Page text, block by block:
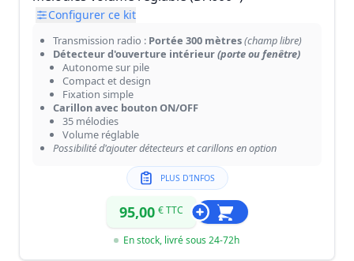
Configurer ce kit
Transmission radio : Portée 300 mètres(champ libre)
Détecteur d'ouverture intérieur(porte ou fenêtre)
Autonome sur pile
Compact et design
Fixation simple
Carillon avec bouton ON/OFF
35 mélodies
Volume réglable
Possibilité d'ajouter détecteurs et carillons en option
PLUS D'INFOS
95,00 € TTC
En stock, livré sous 24-72h